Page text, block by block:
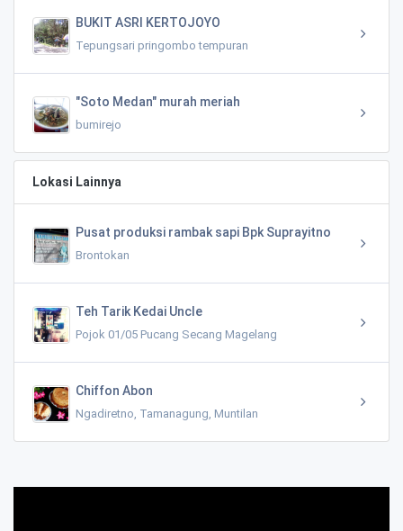
BUKIT ASRI KERTOJOYO
Tepungsari pringombo tempuran
"Soto Medan" murah meriah
bumirejo
Lokasi Lainnya
Pusat produksi rambak sapi Bpk Suprayitno
Brontokan
Teh Tarik Kedai Uncle
Pojok 01/05 Pucang Secang Magelang
Chiffon Abon
Ngadiretno, Tamanagung, Muntilan